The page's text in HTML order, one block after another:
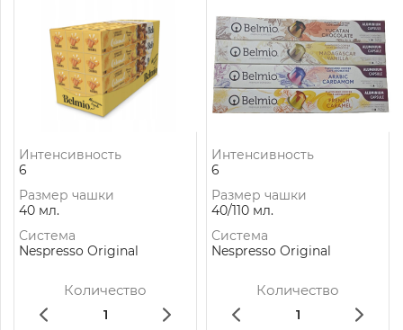
Интенсивность
6
Размер чашки
40 мл.
Система
Nespresso Original
Количество
Интенсивность
6
Размер чашки
40/110 мл.
Система
Nespresso Original
Количество